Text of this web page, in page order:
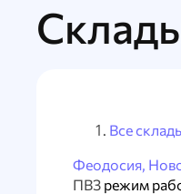
Все
Феодосия,
ПВЗ режим